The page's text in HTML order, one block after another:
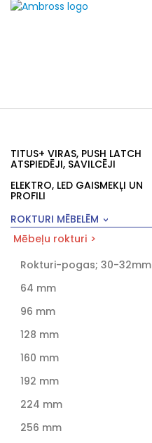
TITUS+ VIRAS, PUSH LATCH
ATSPIEDĒJI, SAVILCĒJI
ELEKTRO, LED GAISMEKĻI UN
PROFILI
ROKTURI MĒBELĒM
Mēbeļu rokturi
Rokturi-pogas; 30-32mm
64 mm
96 mm
128 mm
160 mm
192 mm
224 mm
256 mm